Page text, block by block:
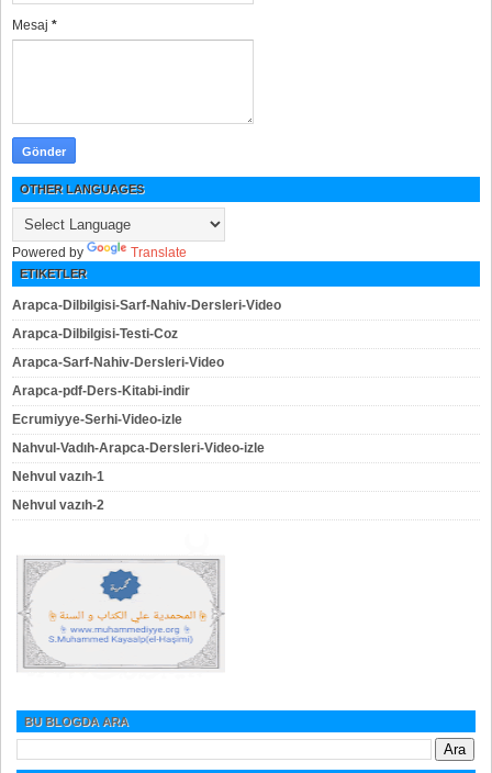
Mesaj*
OTHER LANGUAGES
Powered by Translate
ETIKETLER
Arapca-Dilbilgisi-Sarf-Nahiv-Dersleri-Video
Arapca-Dilbilgisi-Testi-Coz
Arapca-Sarf-Nahiv-Dersleri-Video
Arapca-pdf-Ders-Kitabi-indir
Ecrumiyye-Serhi-Video-izle
Nahvul-Vadıh-Arapca-Dersleri-Video-izle
Nehvul vazıh-1
Nehvul vazıh-2
BU BLOGDA ARA